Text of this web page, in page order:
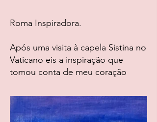
Roma Inspiradora.
Após uma visita à capela Sistina no
Vaticano eis a inspiração que
tomou conta de meu coração